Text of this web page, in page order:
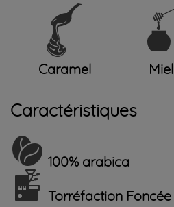
Caramel Miel
Caractéristiques
100% arabica
Torréfaction Foncée